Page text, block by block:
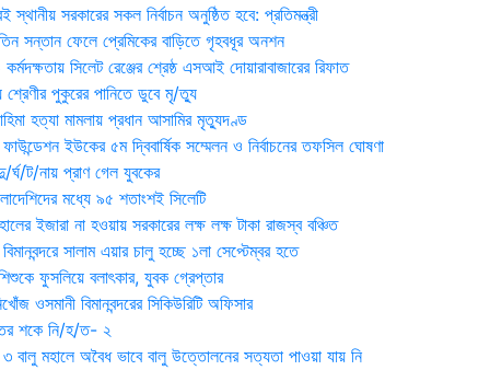
সরকারের সকল নির্বাচন অনুষ্ঠিত হবে: প্রতিমন্ত্রী
সন্তান ফেলে প্রেমিকের বাড়িতে গৃহবধূর অনশন
সিলেট রেঞ্জের শ্রেষ্ঠ এসআই দোয়ারাবাজারের রিফাত
শ্রেণীর পুকুরের পানিতে ডুবে মৃ/ত্যু
হত্যা মামলায় প্রধান আসামির মৃত্যুদণ্ড
ইউকের ৫ম দ্বিবার্ষিক সম্মেলন ও নির্বাচনের তফসিল ঘোষণা
ট/নায় প্রাণ গেল যুবকের
মধ্যে ৯৫ শতাংশই সিলেটি
ইজারা না হওয়ায় সরকারের লক্ষ লক্ষ টাকা রাজস্ব বঞ্চিত
সালাম এয়ার চালু হচ্ছে ১লা সেপ্টেম্বর হতে
ফুসলিয়ে বলাৎকার, যুবক গ্রেপ্তার
ওসমানী বিমানবন্দরের সিকিউরিটি অফিসার
শকে নি/হ/ত- ২
বালু মহালে অবৈধ ভাবে বালু উত্তোলনের সত্যতা পাওয়া যায় নি